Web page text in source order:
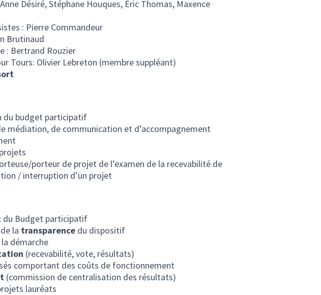
Désiré, Stéphane Houques, Éric Thomas, Maxence
: Pierre Commandeur
Brutinaud
: Bertrand Rouzier
Tours: Olivier Lebreton (membre suppléant)
du budget participatif
médiation, de communication et d’accompagnement
porteur de projet de l’examen de la recevabilité de
/ interruption d’un projet
du Budget participatif
la transparence du dispositif
démarche
(recevabilité, vote, résultats)
comportant des coûts de fonctionnement
(commission de centralisation des résultats)
lauréats